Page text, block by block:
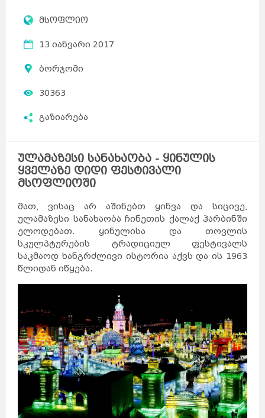
მსოფლიო
13 იანვარი 2017
ბორჯომი
30363
გაზიარება
ულამაზესი სანახაობა - ყინულის
ყველაზე დიდი ფესტივალი
მსოფლიოში
მათ, ვისაც არ აშინებთ ყინვა და სიცივე,
ულამაზესი სანახაობა ჩინეთის ქალაქ ჰარბინში
ელოდებათ. ყინულისა და თოვლის
სკულპტურების ტრადიციულ ფესტივალს
საკმაოდ ხანგრძლივი ისტორია აქვს და ის 1963
წლიდან იწყება.